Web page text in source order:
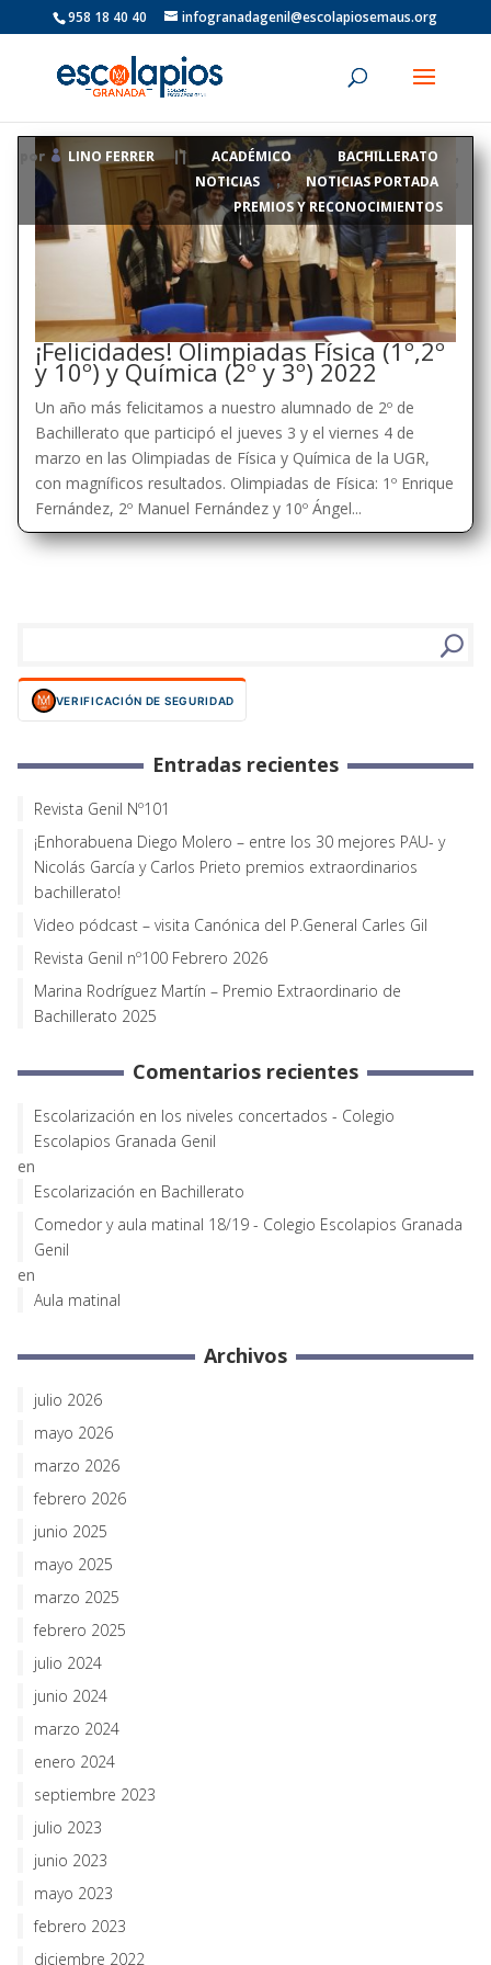
958 18 40 40 infogranadagenil@escolapiosemaus.org
¡Felicidades! Olimpiadas Física (1º,2º
y 10º) y Química (2º y 3º) 2022
por LINO FERRER || ACADÉMICO , BACHILLERATO
NOTICIAS , NOTICIAS PORTADA
PREMIOS Y RECONOCIMIENTOS
Un año más felicitamos a nuestro alumnado de 2º de
Bachillerato que participó el jueves 3 y el viernes 4 de
marzo en las Olimpiadas de Física y Química de la UGR,
con magníficos resultados. Olimpiadas de Física: 1º Enrique
Fernández, 2º Manuel Fernández y 10º Ángel...
VERIFICACIÓN DE SEGURIDAD
Entradas recientes
Revista Genil Nº101
¡Enhorabuena Diego Molero – entre los 30 mejores PAU- y
Nicolás García y Carlos Prieto premios extraordinarios
bachillerato!
Video pódcast – visita Canónica del P.General Carles Gil
Revista Genil nº100 Febrero 2026
Marina Rodríguez Martín – Premio Extraordinario de
Bachillerato 2025
Comentarios recientes
Escolarización en los niveles concertados - Colegio
Escolapios Granada Genil
en
Escolarización en Bachillerato
Comedor y aula matinal 18/19 - Colegio Escolapios Granada
Genil
en
Aula matinal
Archivos
julio 2026
mayo 2026
marzo 2026
febrero 2026
junio 2025
mayo 2025
marzo 2025
febrero 2025
julio 2024
junio 2024
marzo 2024
enero 2024
septiembre 2023
julio 2023
junio 2023
mayo 2023
febrero 2023
diciembre 2022